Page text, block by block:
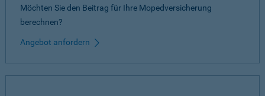
Möchten Sie den Beitrag für Ihre Mopedversicherung
berechnen?
Angebot anfordern